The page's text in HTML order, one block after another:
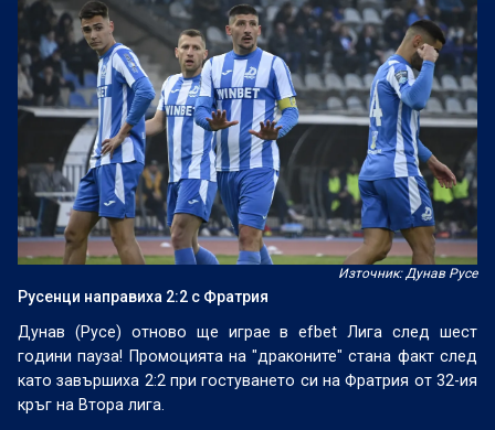
Източник: Дунав Русе
Русенци направиха 2:2 с Фратрия
Дунав (Русе) отново ще играе в efbet Лига след шест
години пауза! Промоцията на "драконите" стана факт след
като завършиха 2:2 при гостуването си на Фратрия от 32-ия
кръг на Втора лига.